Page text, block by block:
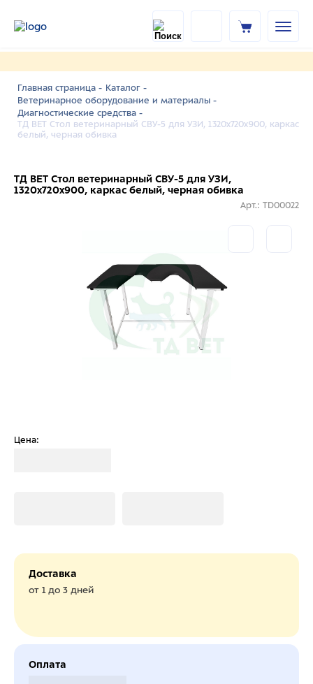
Главная страница - Каталог -
Ветеринарное оборудование и материалы -
Диагностические средства -
ТД ВЕТ Стол ветеринарный СВУ-5 для УЗИ, 1320x720x900, каркас
белый, черная обивка
ТД ВЕТ Стол ветеринарный СВУ-5 для УЗИ,
1320x720x900, каркас белый, черная обивка
Арт.: TD00022
Цена:
Доставка
от 1 до 3 дней
Оплата